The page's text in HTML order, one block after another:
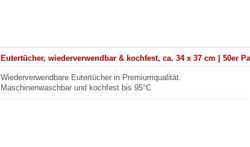
Eutertücher, wiederverwendbar & kochfest, ca. 34 x 37 cm | 50er
Wiederverwendbare Eutertücher in Premiumqualität.
Maschinenwaschbar und kochfest bis 95°C